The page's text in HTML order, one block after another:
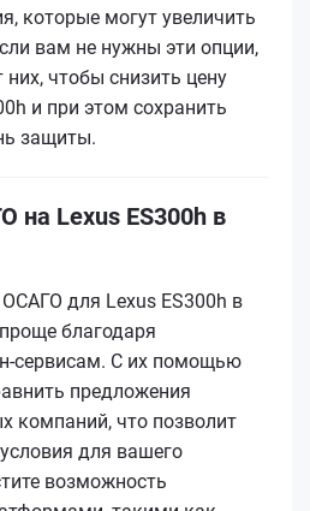
которые могут увеличить
вам не нужны эти опции,
чтобы снизить цену
и при этом сохранить
защиты.
на Lexus ES300h в
для Lexus ES300h в
благодаря
сервисам. С их помощью
предложения
компаний, что позволит
для вашего
возможность